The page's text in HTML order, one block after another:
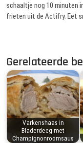
schaaltje nog 10 minuten
frieten uit de Actifry. Eet
Gerelateerde
Varkenshaas in
Bladerdeeg met
Champignonroomsaus